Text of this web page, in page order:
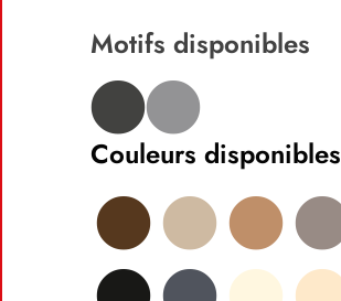
Motifs disponibles
Couleurs disponibles